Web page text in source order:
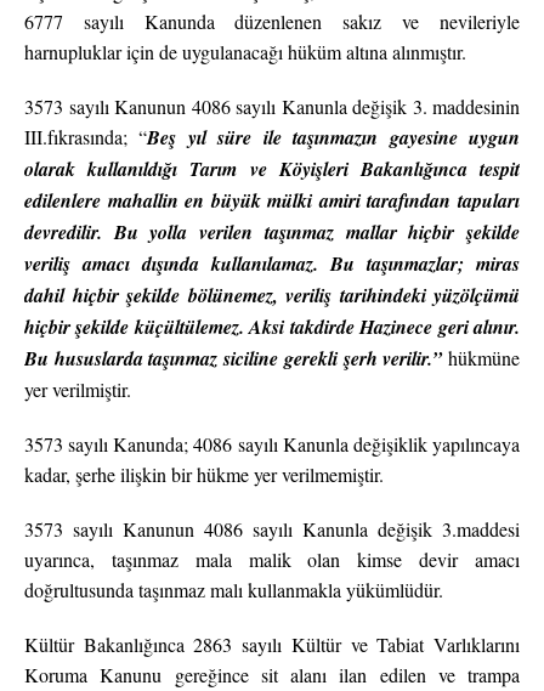
6777 sayılı Kanunda düzenlenen sakız ve nevileriyle
harnupluklar için de uygulanacağı hüküm altına alınmıştır.
3573 sayılı Kanunun 4086 sayılı Kanunla değişik 3. maddesinin
III.fıkrasında; “Beş yıl süre ile taşınmazın gayesine uygun
olarak kullanıldığı Tarım ve Köyişleri Bakanlığınca tespit
edilenlere mahallin en büyük mülki amiri tarafından tapuları
devredilir. Bu yolla verilen taşınmaz mallar hiçbir şekilde
veriliş amacı dışında kullanılamaz. Bu taşınmazlar; miras
dahil hiçbir şekilde bölünemez, veriliş tarihindeki yüzölçümü
hiçbir şekilde küçültülemez. Aksi takdirde Hazinece geri alınır.
Bu hususlarda taşınmaz siciline gerekli şerh verilir.”hükmüne
yer verilmiştir.
3573 sayılı Kanunda; 4086 sayılı Kanunla değişiklik yapılıncaya
kadar, şerhe ilişkin bir hükme yer verilmemiştir.
3573 sayılı Kanunun 4086 sayılı Kanunla değişik 3.maddesi
uyarınca, taşınmaz mala malik olan kimse devir amacı
doğrultusunda taşınmaz malı kullanmakla yükümlüdür.
Kültür Bakanlığınca 2863 sayılı Kültür ve Tabiat Varlıklarını
Koruma Kanunu gereğince sit alanı ilan edilen ve trampa